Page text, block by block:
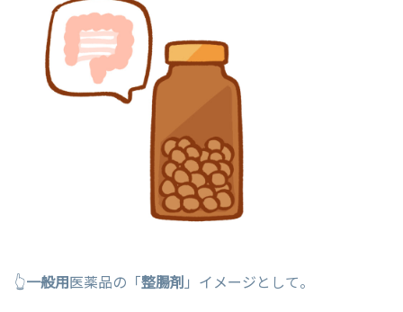
👆一般用医薬品の「整腸剤 」イメージとして。